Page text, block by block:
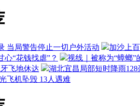
当局警告停止一切户外活动
加沙上
心“花钱找虐”？
视线｜被称为“蟑螂
飞地休达
湖北宜昌局部短时降雨
飞机坠毁 13人遇难